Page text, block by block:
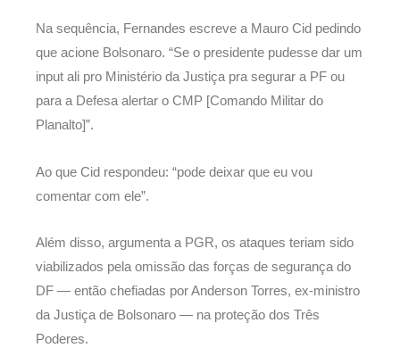
Na sequência, Fernandes escreve a Mauro Cid pedindo
que acione Bolsonaro. “Se o presidente pudesse dar um
input ali pro Ministério da Justiça pra segurar a PF ou
para a Defesa alertar o CMP [Comando Militar do
Planalto]”.
Ao que Cid respondeu: “pode deixar que eu vou
comentar com ele”.
Além disso, argumenta a PGR, os ataques teriam sido
viabilizados pela omissão das forças de segurança do
DF — então chefiadas por Anderson Torres, ex-ministro
da Justiça de Bolsonaro — na proteção dos Três
Poderes.